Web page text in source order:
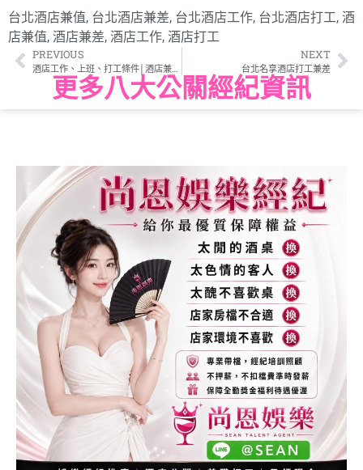
台北酒店兼值, 台北酒店兼差, 台北酒店工作, 台北酒店打工, 酒
店兼值, 酒店兼差, 酒店工作, 酒店打工
PREVIOUS NEXT
台北名享酒店打工兼差
更多八大公關經紀資訊